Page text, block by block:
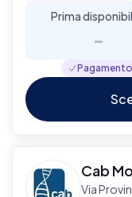
Prima
-
Cab
Via